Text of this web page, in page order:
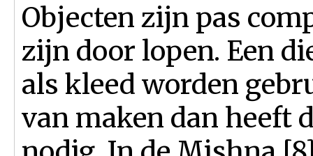
Objecten zijn pas
zijn door lopen. Een
als kleed worden
van maken dan heeft